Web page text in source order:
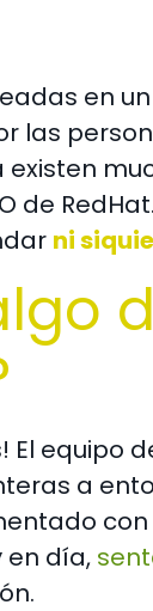
en
las
existen
de
ni
equipo
a
en día,